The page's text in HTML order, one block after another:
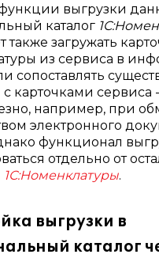
выгрузки
каталог
также загружать
из сервиса в
сопоставлять
с карточками сервиса
например, при
электронного
функционал
отдельно от
1С:Номенклатуры.
выгрузки в
каталог